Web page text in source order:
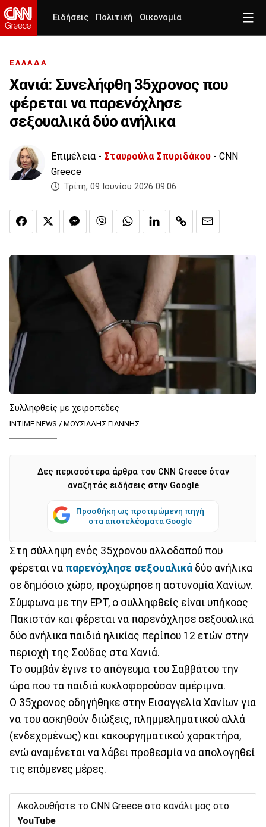
Ειδήσεις Πολιτική Οικονομία
ΕΛΛΑΔΑ
Χανιά: Συνελήφθη 35χρονος που
φέρεται να παρενόχλησε
σεξουαλικά δύο ανήλικα
Επιμέλεια - Σταυρούλα Σπυριδάκου - CNN
Greece
Τρίτη, 09 Ιουνίου 2026 09:06
Συλληφθείς με χειροπέδες
INTIME NEWS / ΜΩΥΣΙΑΔΗΣ ΓΙΑΝΝΗΣ
Δες περισσότερα άρθρα του CNN Greece όταν
αναζητάς ειδήσεις στην Google
Προσθήκη ως προτιμώμενη πηγή
στα αποτελέσματα Google
Στη σύλληψη ενός 35χρονου αλλοδαπού που
φέρεται να παρενόχλησε σεξουαλικά δύο ανήλικα
σε δημόσιο χώρο, προχώρησε η αστυνομία Χανίων.
Σύμφωνα με την ΕΡΤ, ο συλληφθείς είναι υπήκοος
Πακιστάν και φέρεται να παρενόχλησε σεξουαλικά
δύο ανήλικα παιδιά ηλικίας περίπου 12 ετών στην
περιοχή της Σούδας στα Χανιά.
Το συμβάν έγινε το απόγευμα του Σαββάτου την
ώρα που τα παιδιά κυκλοφορούσαν αμέριμνα.
Ο 35χρονος οδηγήθηκε στην Εισαγγελία Χανίων για
να του ασκηθούν διώξεις, πλημμεληματικού αλλά
(ενδεχομένως) και κακουργηματικού χαρακτήρα,
ενώ αναμένεται να λάβει προθεσμία να απολογηθεί
τις επόμενες μέρες.
Ακολουθήστε το CNN Greece στο κανάλι μας στο
YouTube